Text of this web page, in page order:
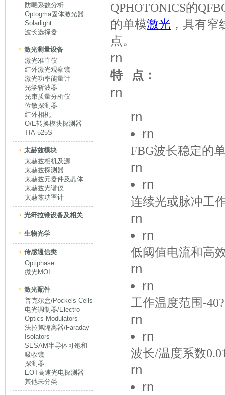
防嗮系数分析
Optogma固体激光器
Solarlight
波长选择器
激光测量设备
激光准直仪
红外激光观察镜
激光功率能量计
光学斩波器
光束质量分析仪
位敏探测器
红外相机
O/E转换模块探测器
TIA-525S
太赫兹模块
太赫兹相机及源
太赫兹探测器
太赫兹元器件及晶体
太赫兹光谱仪
太赫兹功率计
光纤拉锥设备及相关
生物光学
传感通信类
Optiphase
微光MOI
激光配件
普克尔盒/Pockels Cells
电光调制器/Electro-
Optics Modulators
法拉第隔离器/Faraday
Isolators
SESAM半导体可饱和
吸收镜
探测器
EOT高速光电探测器
其他未分类
QPHOTONICS的
的单模激光 ，具有
点。
rn
特 点：
rn
rn
rn
FBG波长稳定的
rn
rn
连续光或脉冲工
rn
rn
低阈值电流和高
rn
rn
工作温度范围-
rn
rn
波长/温度系数
rn
rn